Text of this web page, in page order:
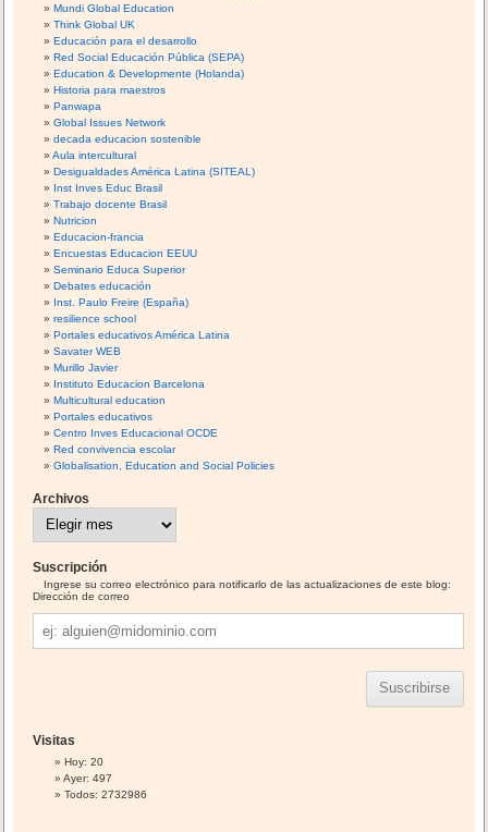
Mundi Global Education
Think Global UK
Educación para el desarrollo
Red Social Educación Pública (SEPA)
Education & Developmente (Holanda)
Historia para maestros
Panwapa
Global Issues Network
decada educacion sostenible
Aula intercultural
Desigualdades América Latina (SITEAL)
Inst Inves Educ Brasil
Trabajo docente Brasil
Nutricion
Educacion-francia
Encuestas Educacion EEUU
Seminario Educa Superior
Debates educación
Inst. Paulo Freire (España)
resilience school
Portales educativos América Latina
Savater WEB
Murillo Javier
Instituto Educacion Barcelona
Multicultural education
Portales educativos
Centro Inves Educacional OCDE
Red convivencia escolar
Globalisation, Education and Social Policies
Archivos
h
v
Suscripción
Ingrese su correo electrónico para notificarlo de las actualizaciones de este blog:
Dirección de correo
Dirección
de
correo
Visitas
Hoy: 20
Ayer: 497
Todos: 2732986